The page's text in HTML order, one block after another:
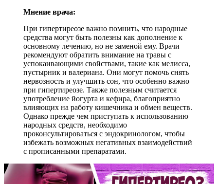
Мнение врача:
При гипертиреозе важно помнить, что народные
средства могут быть полезны как дополнение к
основному лечению, но не заменой ему. Врачи
рекомендуют обратить внимание на травы с
успокаивающими свойствами, такие как мелисса,
пустырник и валериана. Они могут помочь снять
нервозность и улучшить сон, что особенно важно
при гипертиреозе. Также полезным считается
употребление йогурта и кефира, благоприятно
влияющих на работу кишечника и обмен веществ.
Однако прежде чем приступать к использованию
народных средств, необходимо
проконсультироваться с эндокринологом, чтобы
избежать возможных негативных взаимодействий
с прописанными препаратами.